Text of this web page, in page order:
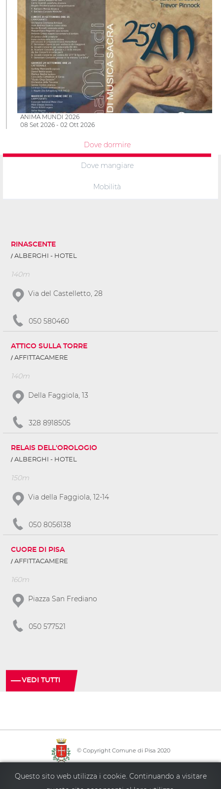
ANIMA MUNDI 2026
08 Set 2026 - 02 Ott 2026
Dove dormire
Dove mangiare
Mobilità
RINASCENTE
ALBERGHI - HOTEL
140m
Via del Castelletto, 28
050 580460
ATTICO SULLA TORRE
AFFITTACAMERE
140m
Della Faggiola, 13
328 8918505
RELAIS DELL'OROLOGIO
ALBERGHI - HOTEL
150m
Via della Faggiola, 12-14
050 8056138
CUORE DI PISA
AFFITTACAMERE
160m
Piazza San Frediano
050 577521
VEDI TUTTI
© Copyright Comune di Pisa 2020
Info point·Policy privacy ·Mappa del sito·Accessibilità
Questo sito web utilizza i cookie. Continuando a visitare